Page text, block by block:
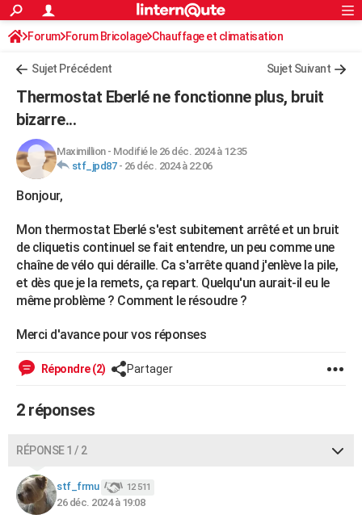
ACTUALITÉS
Politique
Société
Faits Divers
Education
Monde
Villes
+
Programme TV
TNTStreaming
Cinéma
Sorties cinéma
Musique
+FINANCE
Retraite
Impôts
Epargne
Immobilier
Risques naturels par ville
Banque
Assurance
Crédit
AUTO
Essais
Réserver un essai
Citadines
Berlines
SUV
Forum auto
HIGH-TECH
Forum
Aménagement intérieur
Extérieur
Cuisine
Salle de bains
Jardinage
Rangement
WEEK-END
Guides de France
Escapades
Patrimoine
Expositions
Musées
Week-end nature
+LIFESTYLE
Art de vivre
Modes de vie
Destinations
City break
Voyage nature
Voyage de noces
Forum
Climat
GUIDES D'ACHAT
BONS PLANS
CARTE DE VOEUX
Carte de Noël
Carte Bonne année
Carte Saint-Valentin
Carte Pâques
Carte d'anniversaire
DICTIONNAIRE
Rechercher
S'inscrire
Connexion
Forum Forum Bricolage Chauffage et climatisation
Chauffage électrique /solaire
Sujet Précédent Sujet Suivant
Thermostat Eberlé ne fonctionne plus, bruit
bizarre...
Maximillion- Modifié le 26 déc. 2024 à 12:35
stf_jpd87- 26 déc. 2024 à 22:06
Bonjour,
Mon thermostat Eberlé s'est subitement arrêté et un bruit
de cliquetis continuel se fait entendre, un peu comme une
chaîne de vélo qui déraille. Ca s'arrête quand j'enlève la pile,
et dès que je la remets, ça repart. Quelqu'un aurait-il eu le
même problème ? Comment le résoudre ?
Merci d'avance pour vos réponses
Répondre (2) Partager
2 réponses
RÉPONSE 1 / 2
stf_frmu 12 511
26 déc. 2024 à 19:08